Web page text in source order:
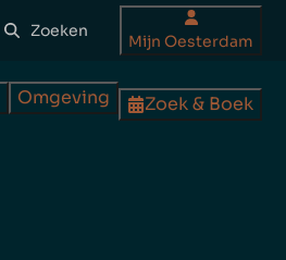
Mijn Oesterdam
Omgeving Zoek & Boek